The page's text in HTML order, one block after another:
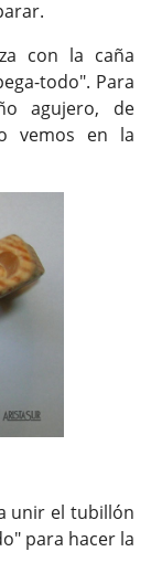
con la caña
todo". Para
agujero, de
vemos en la
unir el tubillón
para hacer la